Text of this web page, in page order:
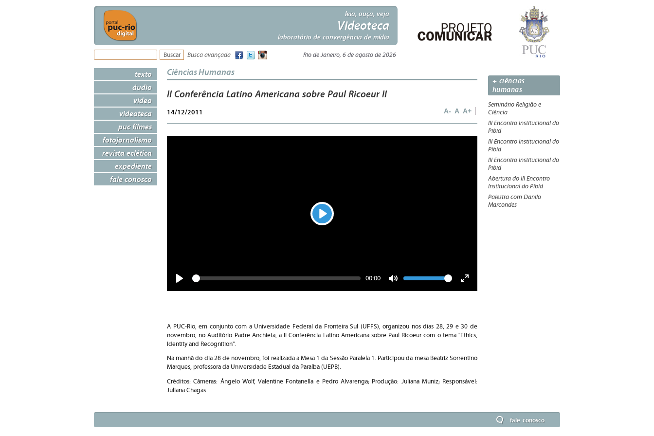
leia, ouça, veja
Videoteca
laboratório de convergência de mídia
Busca avançada Rio de Janeiro, 6 de agosto de 2026
texto
áudio
vídeo
videoteca
puc filmes
fotojornalismo
revista eclética
expediente
fale conosco
Ciências Humanas
II Conferência Latino Americana sobre Paul Ricoeur II
14/12/2011 A- A A+
Play
Seek
Current
00:00
Volume
A PUC-Rio, em conjunto com a Universidade Federal da Fronteira Sul (UFFS), organizou nos dias 28, 29 e 30 de
novembro, no Auditório Padre Anchieta, a II Conferência Latino Americana sobre Paul Ricoeur com o tema "Ethics,
Identity and Recognition".
Na manhã do dia 28 de novembro, foi realizada a Mesa 1 da Sessão Paralela 1. Participou da mesa Beatriz Sorrentino
Marques, professora da Universidade Estadual da Paraíba (UEPB).
Créditos: Câmeras: Ângelo Wolf, Valentine Fontanella e Pedro Alvarenga; Produção: Juliana Muniz; Responsável:
Juliana Chagas
+ ciências
humanas
Seminário Religião e
Ciência
III Encontro Institucional do
Pibid
III Encontro Institucional do
Pibid
III Encontro Institucional do
Pibid
Abertura do III Encontro
Institucional do Pibid
Palestra com Danilo
Marcondes
fale conosco